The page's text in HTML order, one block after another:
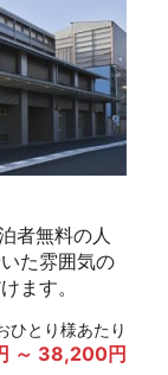
者無料の人
た雰囲気の
ます。
ひとり様あたり
～ 38,200円